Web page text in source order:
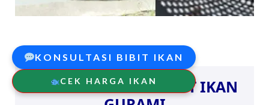
KONSULTASI BIBIT IKAN
CEK HARGA IKAN